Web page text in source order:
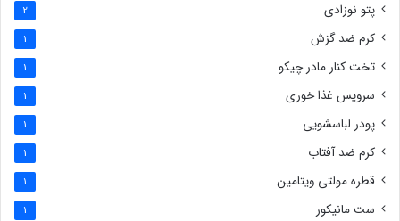
پتو نوزادی 2
کرم ضد گزش 1
تخت کنار مادر چیکو 1
سرویس غذا خوری 1
پودر لباسشویی 1
کرم ضد آفتاب 1
قطره مولتی ویتامین 1
ست مانیکور 1